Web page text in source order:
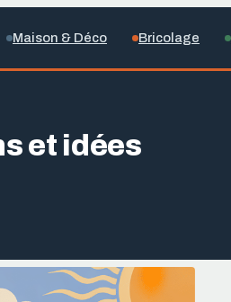
Maison & Déco Bricolage
et idées